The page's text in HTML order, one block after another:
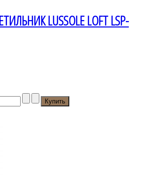
LUSSOLE LOFT LSP-